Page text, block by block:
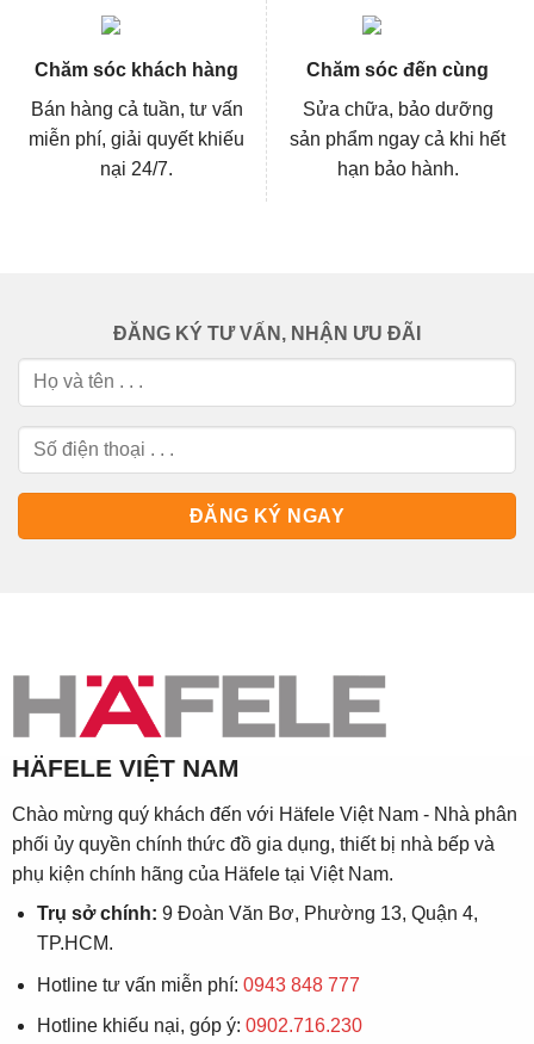
Chăm sóc khách hàng
Bán hàng cả tuần, tư vấn
miễn phí, giải quyết khiếu
nại 24/7.
Chăm sóc đến cùng
Sửa chữa, bảo dưỡng
sản phẩm ngay cả khi hết
hạn bảo hành.
ĐĂNG KÝ TƯ VẤN, NHẬN ƯU ĐÃI
HÄFELE VIỆT NAM
Chào mừng quý khách đến với Häfele Việt Nam - Nhà phân
phối ủy quyền chính thức đồ gia dụng, thiết bị nhà bếp và
phụ kiện chính hãng của Häfele tại Việt Nam.
Trụ sở chính: 9 Đoàn Văn Bơ, Phường 13, Quận 4,
TP.HCM.
Hotline tư vấn miễn phí: 0943 848 777
Hotline khiếu nại, góp ý: 0902.716.230